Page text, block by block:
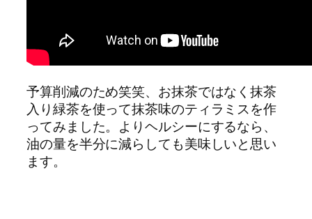
予算削減のため笑笑、お抹茶ではなく抹茶
入り緑茶を使って抹茶味のティラミスを作
ってみました。よりヘルシーにするなら、
油の量を半分に減らしても美味しいと思い
ます。